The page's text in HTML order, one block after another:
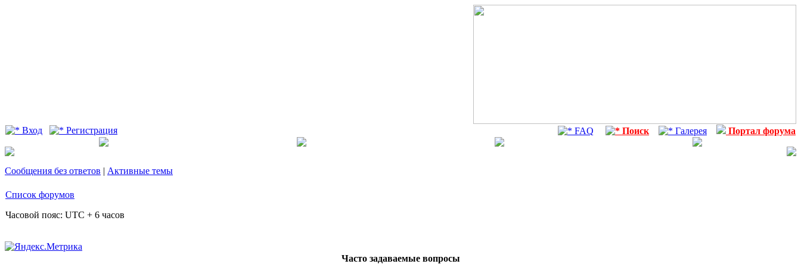
Вход Регистрация FAQ Поиск Галерея Портал форума
Сообщения без ответов | Активные темы
Список форумов
Часовой пояс: UTC + 6 часов
Часто задаваемые вопросы